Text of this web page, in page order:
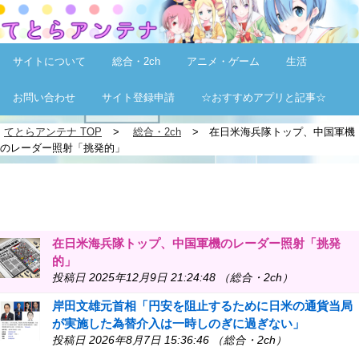
サイトについて 総合・2ch アニメ・ゲーム 生活
お問い合わせ サイト登録申請 ☆おすすめアプリと記事☆
てとらアンテナ TOP 総合・2ch
在日米海兵隊トップ、中国軍機
のレーダー照射「挑発的」
在日米海兵隊トップ、中国軍機のレーダー照射「挑発
的」
投稿日 2025年12月9日 21:24:48 （総合・2ch）
岸田文雄元首相「円安を阻止するために日米の通貨当局
が実施した為替介入は一時しのぎに過ぎない」
投稿日 2026年8月7日 15:36:46 （総合・2ch）